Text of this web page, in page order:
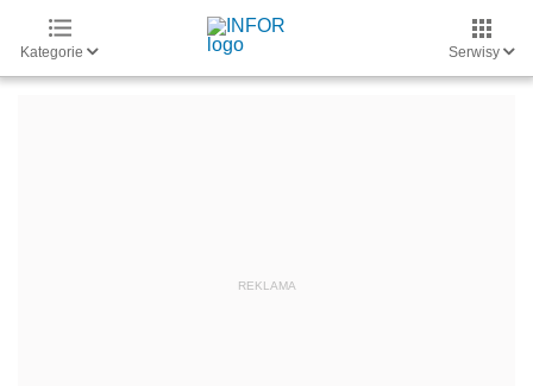
Kategorie Serwisy